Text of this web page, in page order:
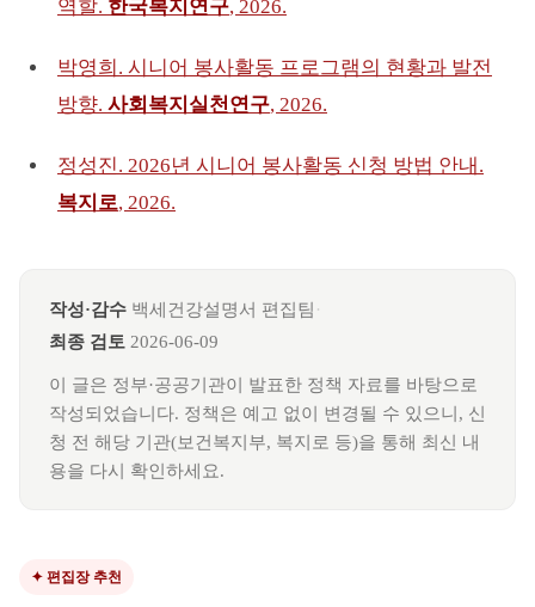
역할. 한국복지연구, 2026.
박영희. 시니어 봉사활동 프로그램의 현황과 발전
방향. 사회복지실천연구, 2026.
정성진. 2026년 시니어 봉사활동 신청 방법 안내.
복지로, 2026.
작성·감수 백세건강설명서 편집팀 ·
최종 검토 2026-06-09
이 글은 정부·공공기관이 발표한 정책 자료를 바탕으로
작성되었습니다. 정책은 예고 없이 변경될 수 있으니, 신
청 전 해당 기관(보건복지부, 복지로 등)을 통해 최신 내
용을 다시 확인하세요.
✦ 편집장 추천